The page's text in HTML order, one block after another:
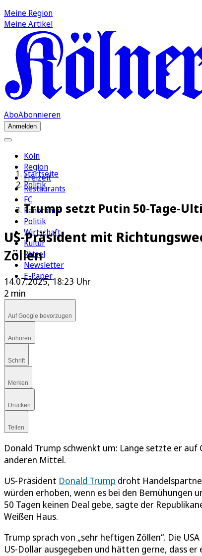
Meine Region
Meine Artikel
AboAbonnieren
Anmelden
Köln
Region
Freizeit
Restaurants
FC
Panorama
Politik
Wirtschaft
Kultur
Rätsel
Newsletter
E-Paper
Startseite
Politik
Trump setzt Putin 50-Tage-
US-Präsident mit
Zöllen
14.07.2025, 18:23 Uhr
2 min
Auf Google bevorzugen
Anhören
Schrift
Merken
Drucken
Teilen
Donald Trump schwenkt um: Lange setzte er
anderen Mittel.
US-Präsident Donald Trump droht
würden erhoben, wenn es bei den Bemühungen
50 Tagen keinen Deal gebe, sagte der
Weißen Haus.
Trump sprach von „sehr heftigen Zöllen“. Die
US-Dollar ausgegeben und hätten gerne, dass er